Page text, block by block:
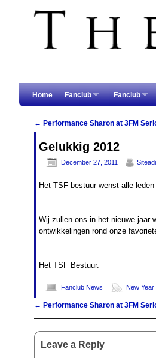
Home Fanclub Fanclub
Post navigation
← Performance Sharon at 3FM
Gelukkig 2012
December 27, 2011
Het TSF bestuur wenst alle
Wij zullen ons in het nieuwe jaar
ontwikkelingen rond onze
Het TSF Bestuur.
Fanclub News New Year
Post navigation
← Performance Sharon at 3FM
Leave a Reply